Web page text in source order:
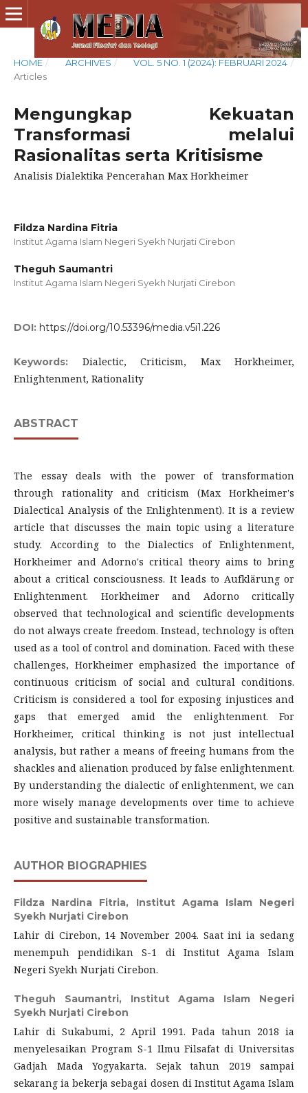
HOME / ARCHIVES / VOL. 5 NO. 1 (2024): FEBRUARI 2024 /
Articles
Mengungkap Kekuatan
Transformasi melalui
Rasionalitas serta Kritisisme
Analisis Dialektika Pencerahan Max Horkheimer
Fildza Nardina Fitria
Institut Agama Islam Negeri Syekh Nurjati Cirebon
Theguh Saumantri
Institut Agama Islam Negeri Syekh Nurjati Cirebon
DOI: https://doi.org/10.53396/media.v5i1.226
Keywords: Dialectic, Criticism, Max Horkheimer,
Enlightenment, Rationality
ABSTRACT
The essay deals with the power of transformation
through rationality and criticism (Max Horkheimer's
Dialectical Analysis of the Enlightenment). It is a review
article that discusses the main topic using a literature
study. According to the Dialectics of Enlightenment,
Horkheimer and Adorno's critical theory aims to bring
about a critical consciousness. It leads to Aufklärung or
Enlightenment. Horkheimer and Adorno critically
observed that technological and scientific developments
do not always create freedom. Instead, technology is often
used as a tool of control and domination. Faced with these
challenges, Horkheimer emphasized the importance of
continuous criticism of social and cultural conditions.
Criticism is considered a tool for exposing injustices and
gaps that emerged amid the enlightenment. For
Horkheimer, critical thinking is not just intellectual
analysis, but rather a means of freeing humans from the
shackles and alienation produced by false enlightenment.
By understanding the dialectic of enlightenment, we can
more wisely manage developments over time to achieve
positive and sustainable transformation.
AUTHOR BIOGRAPHIES
Fildza Nardina Fitria, Institut Agama Islam Negeri
Syekh Nurjati Cirebon
Lahir di Cirebon, 14 November 2004. Saat ini ia sedang
menempuh pendidikan S-1 di Institut Agama Islam
Negeri Syekh Nurjati Cirebon.
Theguh Saumantri, Institut Agama Islam Negeri
Syekh Nurjati Cirebon
Lahir di Sukabumi, 2 April 1991. Pada tahun 2018 ia
menyelesaikan Program S-1 Ilmu Filsafat di Universitas
Gadjah Mada Yogyakarta. Sejak tahun 2019 sampai
sekarang ia bekerja sebagai dosen di Institut Agama Islam